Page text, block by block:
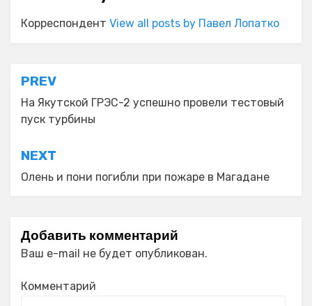
Корреспондент View all posts by Павел Лопатко
Навигация
по
записям
PREV
На Якутской ГРЭС-2 успешно провели тестовый
пуск турбины
NEXT
Олень и пони погибли при пожаре в Магадане
Добавить комментарий
Ваш e-mail не будет опубликован.
Комментарий